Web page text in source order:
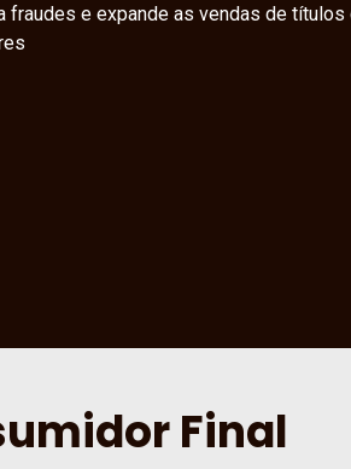
e expande as vendas de
Final